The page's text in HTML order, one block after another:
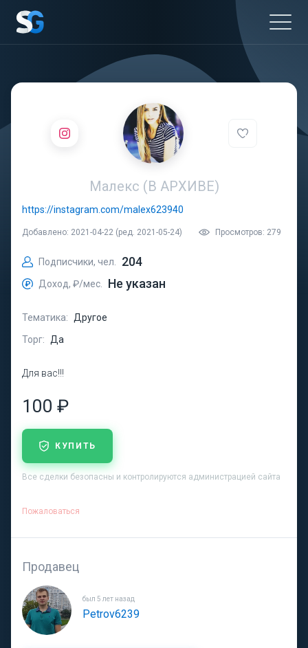
Малекс (В АРХИВЕ)
https://instagram.com/malex623940
Добавлено: 2021-04-22 (ред. 2021-05-24) Просмотров: 279
Подписчики, чел. 204
Доход, ₽/мес. Не указан
Тематика:
Другое
Торг:
Да
Для вас!!!
100 ₽
КУПИТЬ
Все сделки безопасны и контролируются администрацией сайта
Пожаловаться
Продавец
был 5 лет назад
Petrov6239